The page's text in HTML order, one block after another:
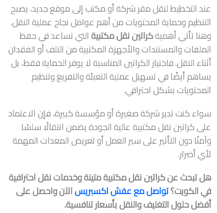
عند التخطيط لنقل مقر شركة أو مكتب إلى موقع جديد، يصبح
التنظيم وحماية المحتويات من أهم عوامل نجاح عملية النقل.
وهنا تأتي أهميةكراتين نقل مكتبيةالتي تساعد في حفظ
الملفات والمستندات والأجهزة المكتبية من التلف أو الفقدان
أثناء النقل. فاختيار الكراتين المناسبة لا يوفر الحماية فقط، بل
يساهم أيضًا في تسهيل عملية التعبئة والتفريغ وتنظيم
المحتويات بشكل احترافي.
سواء كنت تدير شركة صغيرة أو مؤسسة كبيرة، فإن الاعتماد
على كراتين نقل مكتبية عالية الجودة يضمن انتقالًا سلسًا
وآمنًا دون التأثير على سير العمل أو تعريض المعدات المهمة
لأي أضرار.
هل تبحث عن كراتين نقل مكتبية متينة وخدمات نقل احترافية
في الكويت؟تواصل مع عفش اكسبريسالآن واحصل على
أفضل حلول التغليف والنقل بأسعار تنافسية.